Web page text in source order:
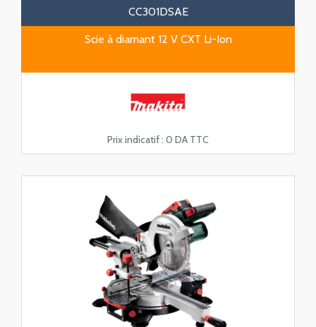
CC301DSAE
Scie à diamant 12 V CXT Li-Ion
Prix indicatif : 0 DA TTC